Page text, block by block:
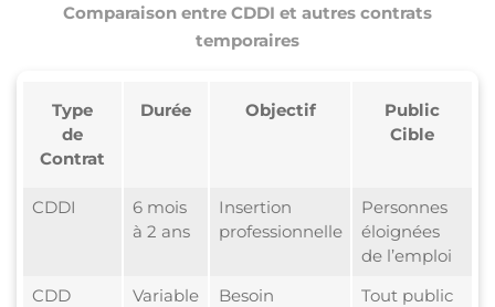
Comparaison entre CDDI et autres contrats
temporaires
Type
de
Contrat
Durée Objectif
Public
Cible
CDDI
6 mois
à 2 ans
Insertion
professionnelle
Personnes
éloignées
de l’emploi
CDD
Variable
Besoin
Tout public